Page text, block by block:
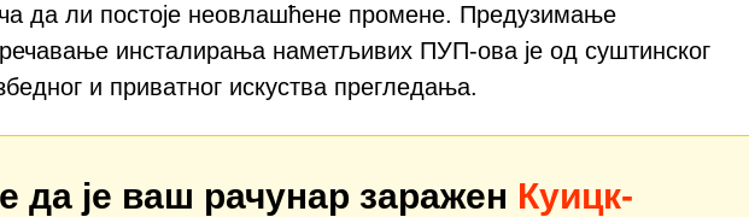
да ли постоје неовлашћене промене. Предузимање
инсталирања наметљивих ПУП-ова је од суштинског
и приватног искуства прегледања.
да је ваш рачунар заражен Куицк-